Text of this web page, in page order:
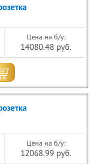
Цена на б/у:
14080.48 руб.
Цена на б/у:
12068.99 руб.